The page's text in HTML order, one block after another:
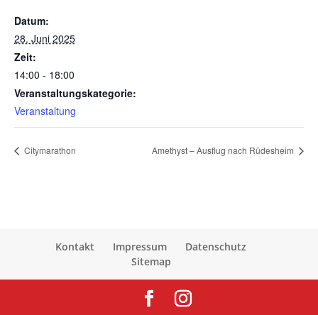
Datum:
28. Juni 2025
Zeit:
14:00 - 18:00
Veranstaltungskategorie:
Veranstaltung
Citymarathon Amethyst – Ausflug nach Rüdesheim
Kontakt Impressum
Datenschutz
Sitemap